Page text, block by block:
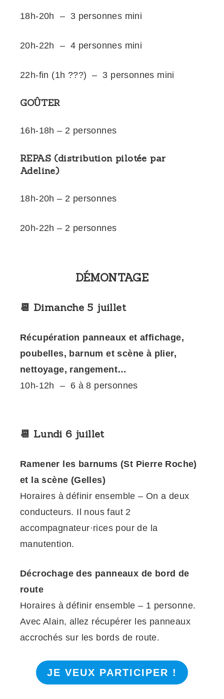
18h-20h – 3 personnes mini
20h-22h – 4 personnes mini
22h-fin (1h ???) – 3 personnes mini
GOÛTER
16h-18h – 2 personnes
REPAS (distribution pilotée par
Adeline)
18h-20h – 2 personnes
20h-22h – 2 personnes
DÉMONTAGE
📆 Dimanche 5 juillet
Récupération panneaux et affichage,
poubelles, barnum et scène à plier,
nettoyage, rangement…
10h-12h – 6 à 8 personnes
📆 Lundi 6 juillet
Ramener les barnums (St Pierre Roche)
et la scène (Gelles)
Horaires à définir ensemble – On a deux
conducteurs. Il nous faut 2
accompagnateur·rices pour de la
manutention.
Décrochage des panneaux de bord de
route
Horaires à définir ensemble – 1 personne.
Avec Alain, allez récupérer les panneaux
accrochés sur les bords de route.
JE VEUX PARTICIPER !